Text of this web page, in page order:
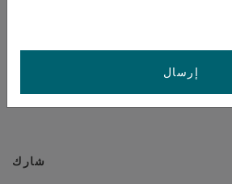
شارك
إرسال